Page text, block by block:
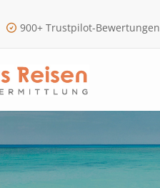
900+ Trustpilot-Bewertungen